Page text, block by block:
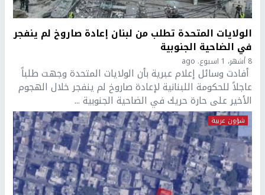
الولايات المتحدة تطلب من لبنان إعادة صاروخ لم ينفجر
في الضاحية الجنوبية
8 أشهر، 1 اسبوع. ago
أفادت وسائل إعلام عبرية بأن الولايات المتحدة وجهت طلباً
عاجلاً للحكومة اللبنانية لإعادة صاروخ لم ينفجر خلال الهجوم
الأخير على حارة حريك في الضاحية الجنوبية ...
شؤون عربية